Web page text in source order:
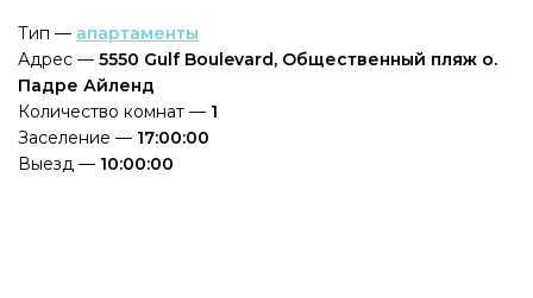
Тип — апартаменты
Адрес — 5550 Gulf Boulevard, Общественный пляж о.
Падре Айленд
Количество комнат — 1
Заселение — 17:00:00
Выезд — 10:00:00